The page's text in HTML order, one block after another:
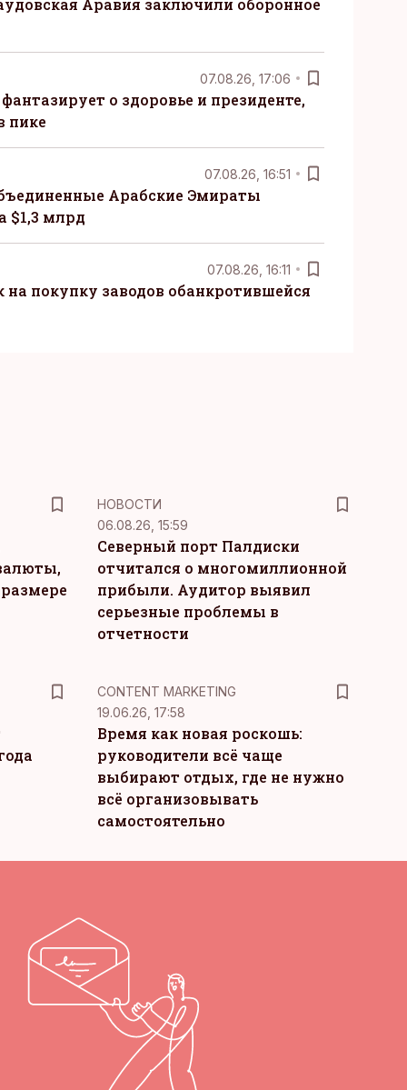
Аравия заключили оборонное
07.08.26, 17:06
о здоровье и президенте,
пике
07.08.26, 16:51
Арабские Эмираты
$1,3 млрд
07.08.26, 16:11
на покупку заводов обанкротившейся
НОВОСТИ
06.08.26, 15:59
Северный порт Палдиски
отчитался о многомиллионной
прибыли. Аудитор выявил
серьезные проблемы в
отчетности
KM
CONTENT MARKETING
19.06.26, 17:58
Время как новая роскошь:
руководители всё чаще
выбирают отдых, где не нужно
всё организовывать
самостоятельно